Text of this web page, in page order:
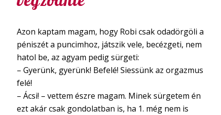
Azon kaptam magam, hogy Robi csak odadörgöli a
péniszét a puncimhoz, játszik vele, becézgeti, nem
hatol be, az agyam pedig sürgeti:
– Gyerünk, gyerünk! Befelé! Siessünk az orgazmus
felé!
– Ácsi! – vettem észre magam. Minek sürgetem én
ezt akár csak gondolatban is, ha 1. még nem is